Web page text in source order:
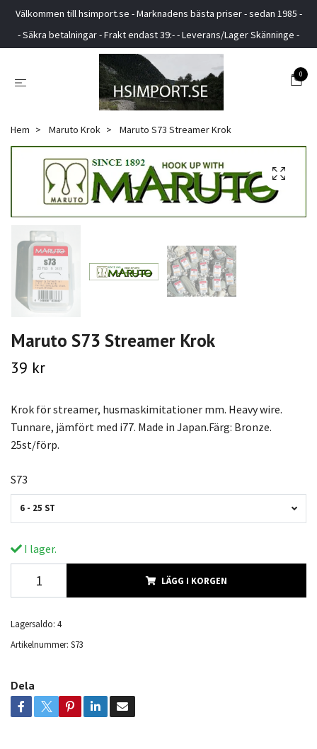
Välkommen till hsimport.se - Marknadens bästa priser - sedan 1985 -
- Säkra betalningar - Frakt endast 39:- - Leverans/Lager Skänninge -
0
Hem Maruto Krok Maruto S73 Streamer Krok
Maruto S73 Streamer Krok
39 kr
Krok för streamer, husmaskimitationer mm. Heavy wire.
Tunnare, jämfört med i77. Made in Japan.Färg: Bronze.
25st/förp.
S73
6 - 25 ST
I lager.
LÄGG I KORGEN
Lagersaldo: 4
Artikelnummer: S73
Dela